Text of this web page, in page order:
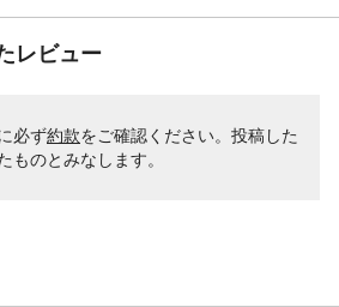
レビュー
必ず約款をご確認ください。投稿した
ものとみなします。